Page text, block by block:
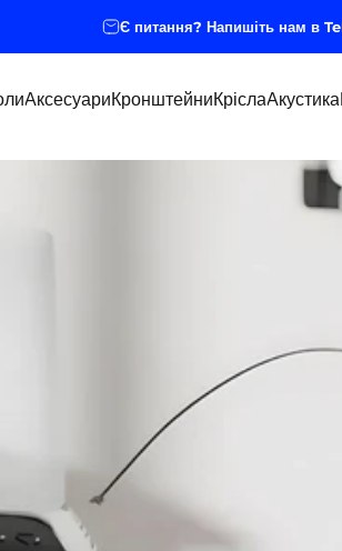
Є питання? Напишіть нам в
АксесуариКронштейниКріслаАкустика